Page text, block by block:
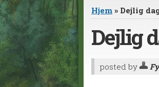
Du er her
Hjem » Dejlig
Dejlig
posted by